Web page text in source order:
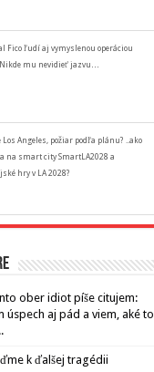
Fico ľudí aj vymyslenou operáciou
Nikde mu nevidieť jazvu…
Los Angeles, požiar podľa plánu? ..ako
na smart city SmartLA2028 a
hry v LA 2028?
ober idiot píše citujem:
úspech aj pád a viem, aké to
k ďalšej tragédii